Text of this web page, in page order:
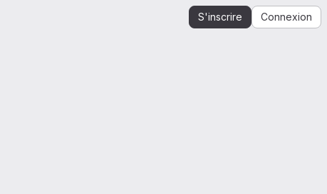
S'inscrire Connexion